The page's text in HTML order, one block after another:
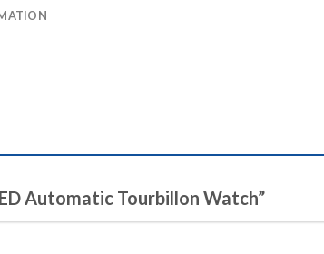
Automatic Tourbillon Watch”